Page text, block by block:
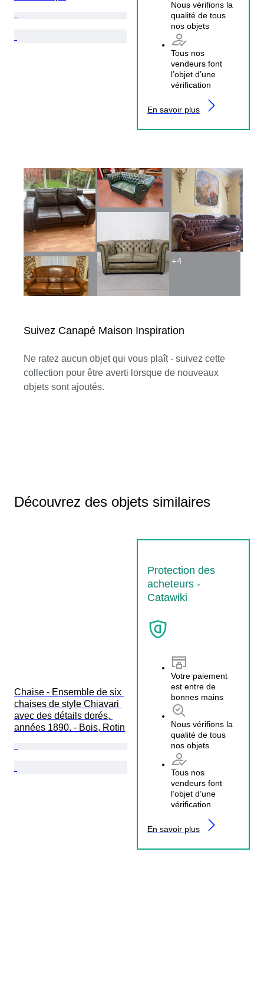
Nous vérifions la
qualité de tous
nos objets
Tous nos
vendeurs font
l’objet d’une
vérification
En savoir plus
Suivez Canapé Maison Inspiration
Ne ratez aucun objet qui vous plaît - suivez cette
collection pour être averti lorsque de nouveaux
objets sont ajoutés.
+4
Découvrez des objets similaires
Protection des
acheteurs -
Catawiki
Votre paiement
est entre de
bonnes mains
Nous vérifions la
qualité de tous
nos objets
Tous nos
vendeurs font
l’objet d’une
vérification
En savoir plus
Chaise - Ensemble de six
chaises de style Chiavari
avec des détails dorés,
années 1890. - Bois, Rotin